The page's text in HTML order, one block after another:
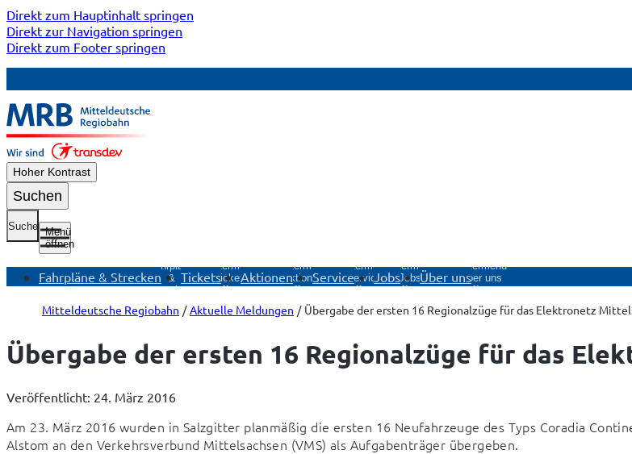
Direkt zum Hauptinhalt springen
Direkt zur Navigation springen
Direkt zum Footer springen
Hoher Kontrast
Suchen
Suche
Menü
öffnen
Fahrpläne & Strecken
Fahrpläne
&
Strecken
Tickets
Untermenü
Tickets
öffnen
Aktionen
Untermenü
Aktionen
öffnen
Service
Untermenü
Service
öffnen
Jobs
Untermenü
Jobs
öffnen
Über uns
Untermenü
Über uns
öffnen
Mitteldeutsche Regiobahn Aktuelle Meldungen Übergabe der ersten 16 Regionalzüge für das Elektronetz
Übergabe der ersten 16 Regionalzüge für das
Veröffentlicht: 24. März 2016
Am 23. März 2016 wurden in Salzgitter planmäßig die ersten 16 Neufahrzeuge des Typs Coradia
Alstom an den Verkehrsverbund Mittelsachsen (VMS) als Aufgabenträger übergeben.